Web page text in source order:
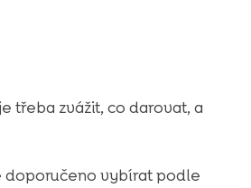
třeba zvážit, co darovat, a
doporučeno vybírat podle